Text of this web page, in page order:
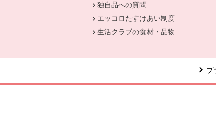
独自品への質問
エッコロたすけあい制度
生活クラブの食材・品物
プ